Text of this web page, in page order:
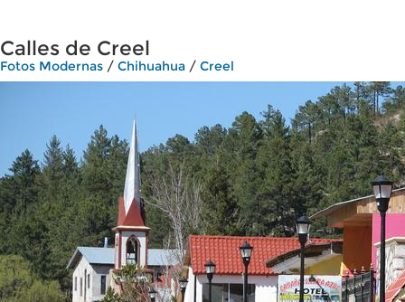
Calles de Creel
Fotos Modernas / Chihuahua / Creel